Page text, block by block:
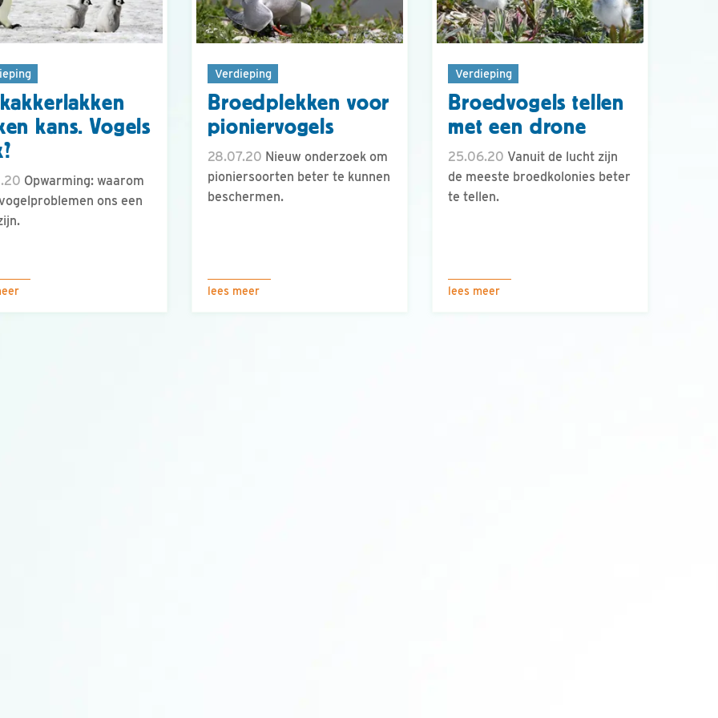
kans. Vogels
Opwarming: waarom
ons een
Verdieping
Broedplekken voor
pioniervogels
28.07.20 Nieuw onderzoek om
pioniersoorten beter te kunnen
beschermen.
lees meer
Verdieping
Broedvogels tellen
met een drone
25.06.20 Vanuit de lucht zijn
de meeste broedkolonies beter
te tellen.
lees meer